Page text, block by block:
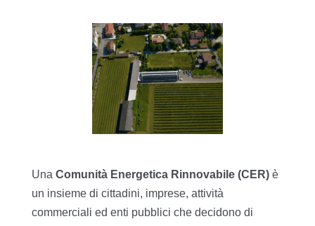
Una Comunità Energetica Rinnovabile (CER)è
un insieme di cittadini, imprese, attività
commerciali ed enti pubblici che decidono di